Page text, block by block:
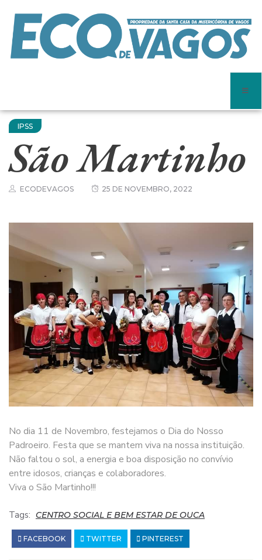
IPSS
São Martinho
ECODEVAGOS 25 DE NOVEMBRO, 2022
No dia 11 de Novembro, festejamos o Dia do Nosso
Padroeiro. Festa que se mantem viva na nossa instituição.
Não faltou o sol, a energia e boa disposição no convívio
entre idosos, crianças e colaboradores.
Viva o São Martinho!!!
Tags: CENTRO SOCIAL E BEM ESTAR DE OUCA
FACEBOOK TWITTER PINTEREST